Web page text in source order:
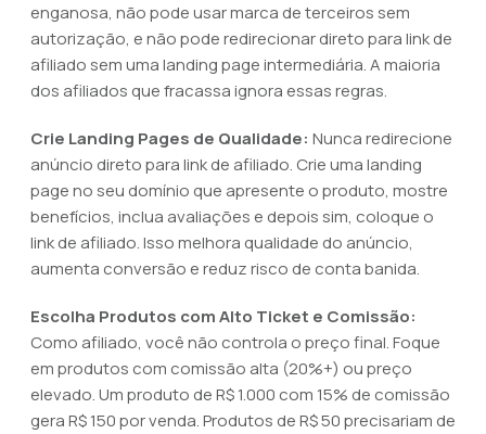
enganosa, não pode usar marca de terceiros sem
autorização, e não pode redirecionar direto para link de
afiliado sem uma landing page intermediária. A maioria
dos afiliados que fracassa ignora essas regras.
Crie Landing Pages de Qualidade: Nunca redirecione
anúncio direto para link de afiliado. Crie uma landing
page no seu domínio que apresente o produto, mostre
benefícios, inclua avaliações e depois sim, coloque o
link de afiliado. Isso melhora qualidade do anúncio,
aumenta conversão e reduz risco de conta banida.
Escolha Produtos com Alto Ticket e Comissão:
Como afiliado, você não controla o preço final. Foque
em produtos com comissão alta (20%+) ou preço
elevado. Um produto de R$ 1.000 com 15% de comissão
gera R$ 150 por venda. Produtos de R$ 50 precisariam de